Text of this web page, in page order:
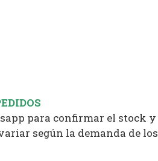
para confirmar el stock y
según la demanda de los